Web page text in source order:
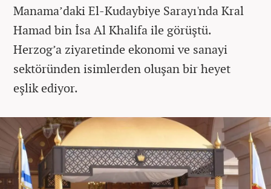
Manama’daki El-Kudaybiye Sarayı'nda Kral
Hamad bin İsa Al Khalifa ile görüştü.
Herzog’a ziyaretinde ekonomi ve sanayi
sektöründen isimlerden oluşan bir heyet
eşlik ediyor.